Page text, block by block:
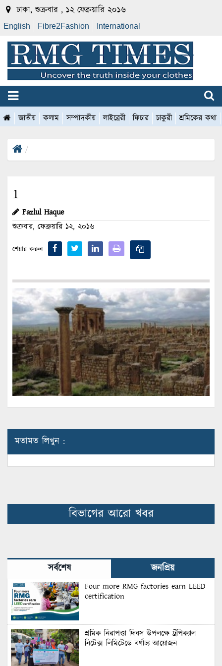
ঢাকা, শুক্রবার , ১২ ফেব্রুয়ারি ২০১৬
English Fibre2Fashion International
জাতীয় কলাম সম্পাদকীয় লাইব্রেরী ফিচার চাকুরী শ্রমিকের কথা
1
Fazlul Haque
শুক্রবার, ফেব্রুয়ারি ১২, ২০১৬
শেয়ার করুন
মতামত লিখুন :
বিভাগের আরো খবর
সর্বশেষ জনপ্রিয়
Four more RMG factories earn LEED
certification
শ্রমিক নিরাপত্তা দিবস উপলক্ষে ট্রপিক্যাল
নিটেক্স লিমিটেডে বর্ণাঢ্য আয়োজন